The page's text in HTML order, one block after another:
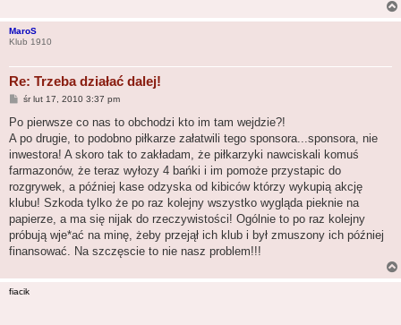
MaroS
Klub 1910
Re: Trzeba działać dalej!
P
s
śr lut 17, 2010 3:37 pm
Po pierwsze co nas to obchodzi kto im tam wejdzie?!
A po drugie, to podobno piłkarze załatwili tego sponsora...sponsora, nie
inwestora! A skoro tak to zakładam, że piłkarzyki nawciskali komuś
farmazonów, że teraz wyłozy 4 bańki i im pomoże przystapic do
rozgrywek, a później kase odzyska od kibiców którzy wykupią akcję
klubu! Szkoda tylko że po raz kolejny wszystko wygląda pieknie na
papierze, a ma się nijak do rzeczywistości! Ogólnie to po raz kolejny
próbują wje*ać na minę, żeby przejął ich klub i był zmuszony ich później
finansować. Na szczęscie to nie nasz problem!!!
fiacik